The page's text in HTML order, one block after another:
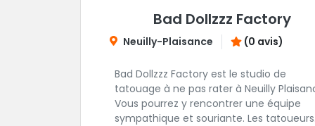
Bad Dollzzz Factory
Neuilly-Plaisance (0 avis)
Bad Dollzzz Factory est le studio de
tatouage à ne pas rater à Neuilly
Vous pourrez y rencontrer une équipe
sympathique et souriante. Les tatoueurs